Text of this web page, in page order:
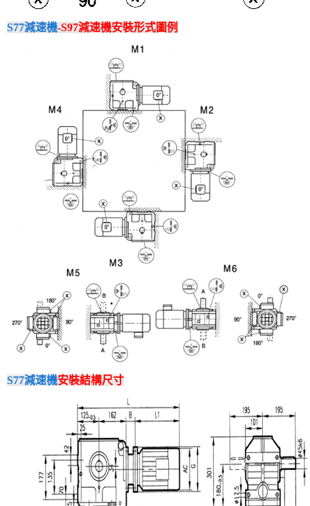
S77減速機-S97減速機安裝形式圖例
S77減速機安裝結構尺寸